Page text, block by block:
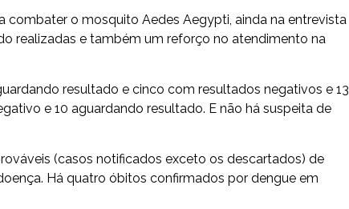
combater o mosquito Aedes Aegypti, ainda na entrevista
realizadas e também um reforço no atendimento na
resultado e cinco com resultados negativos e 13
e 10 aguardando resultado. E não há suspeita de
(casos notificados exceto os descartados) de
Há quatro óbitos confirmados por dengue em